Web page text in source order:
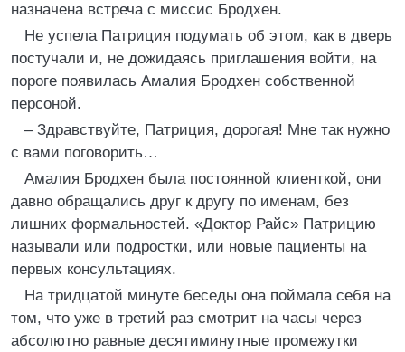
назначена встреча с миссис Бродхен.
Не успела Патриция подумать об этом, как в дверь
постучали и, не дожидаясь приглашения войти, на
пороге появилась Амалия Бродхен собственной
персоной.
– Здравствуйте, Патриция, дорогая! Мне так нужно
с вами поговорить…
Амалия Бродхен была постоянной клиенткой, они
давно обращались друг к другу по именам, без
лишних формальностей. «Доктор Райс» Патрицию
называли или подростки, или новые пациенты на
первых консультациях.
На тридцатой минуте беседы она поймала себя на
том, что уже в третий раз смотрит на часы через
абсолютно равные десятиминутные промежутки